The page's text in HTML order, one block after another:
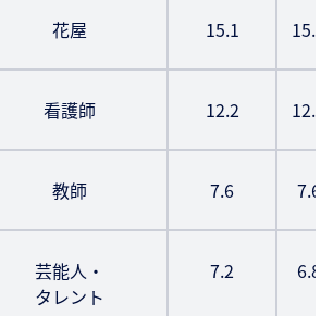
花屋 15.1 15.0
看護師 12.2 12.2
教師 7.6 7.6
芸能人・
タレント
7.2 6.8